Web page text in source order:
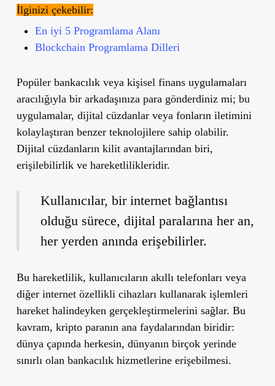
İlginizi çekebilir:
En iyi 5 Programlama Alanı
Blockchain Programlama Dilleri
Popüler bankacılık veya kişisel finans uygulamaları
aracılığıyla bir arkadaşınıza para gönderdiniz mi; bu
uygulamalar, dijital cüzdanlar veya fonların iletimini
kolaylaştıran benzer teknolojilere sahip olabilir.
Dijital cüzdanların kilit avantajlarından biri,
erişilebilirlik ve hareketlilikleridir.
Kullanıcılar, bir internet bağlantısı
olduğu sürece, dijital paralarına her an,
her yerden anında erişebilirler.
Bu hareketlilik, kullanıcıların akıllı telefonları veya
diğer internet özellikli cihazları kullanarak işlemleri
hareket halindeyken gerçekleştirmelerini sağlar. Bu
kavram, kripto paranın ana faydalarından biridir:
dünya çapında herkesin, dünyanın birçok yerinde
sınırlı olan bankacılık hizmetlerine erişebilmesi.